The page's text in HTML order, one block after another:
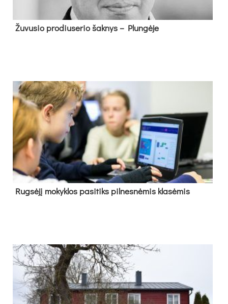
Žu­vu­sio pro­diu­se­rio šak­nys – Plun­gė­je
Rug­sė­jį mo­kyk­los pa­si­tiks pil­nes­nė­mis kla­sė­mis